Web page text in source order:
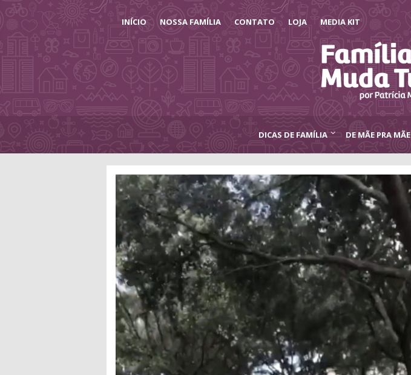
INÍCIO NOSSA FAMÍLIA CONTATO LOJA MEDIA KIT
DICAS DE FAMÍLIA DE MÃE PRA MÃE